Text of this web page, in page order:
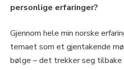
personlige erfaringer?
Gjennom hele min norske
temaet som et gjentakende
bølge – det trekker seg tilbake